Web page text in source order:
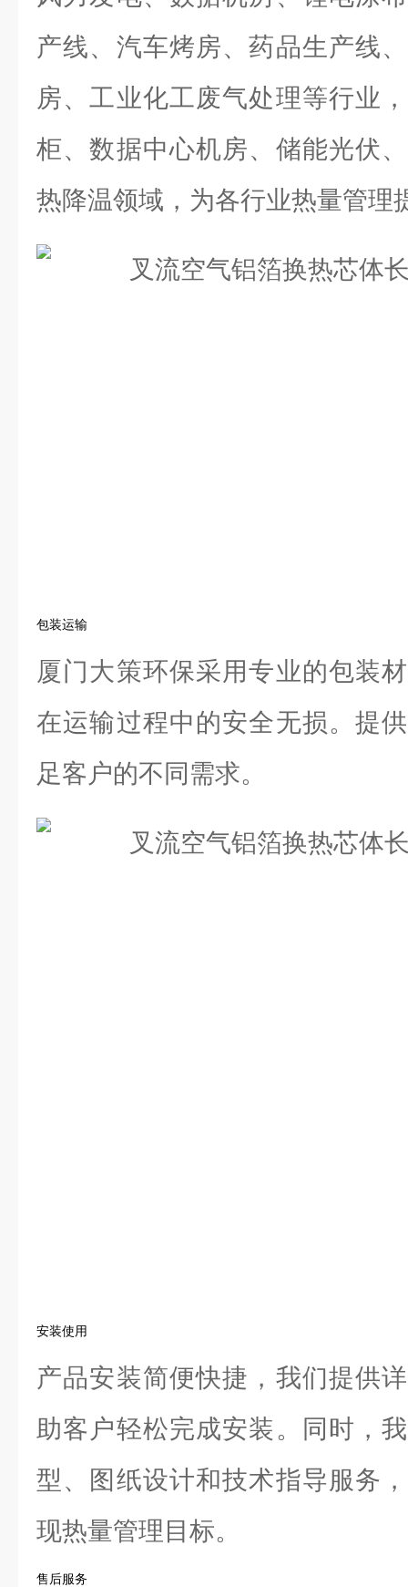
产线、汽车烤房、药品生产线
房、工业化工废气处理等行业
柜、数据中心机房、储能光伏
热降温领域，为各行业热量管理
包装运输
厦门大策环保采用专业的包装
在运输过程中的安全无损。提
足客户的不同需求。
安装使用
产品安装简便快捷，我们提供
助客户轻松完成安装。同时，
型、图纸设计和技术指导服务
现热量管理目标。
售后服务